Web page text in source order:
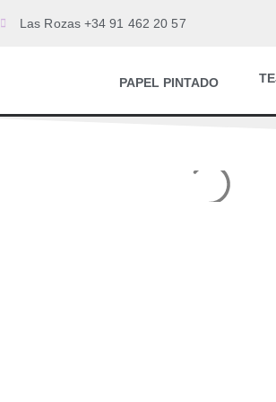
Las Rozas +34 91 462 20 57
PAPEL PINTADO